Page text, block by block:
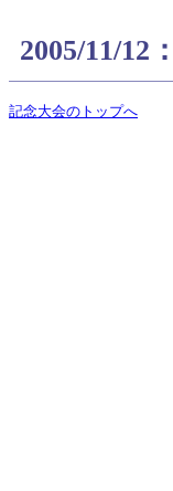
2005/11/12
記念大会のトップへ